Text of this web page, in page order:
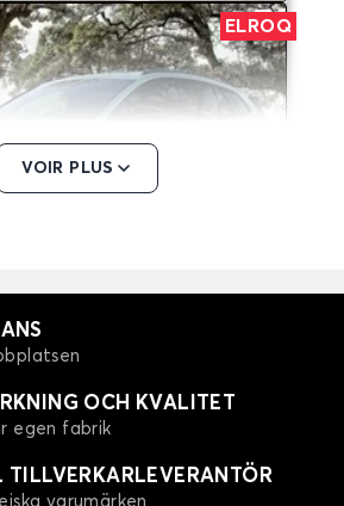
ELROQ
ENYAQ
VOIR PLUS
OCH KVALITET
egen fabrik
TILLVERKARLEVERANTÖR
varumärken